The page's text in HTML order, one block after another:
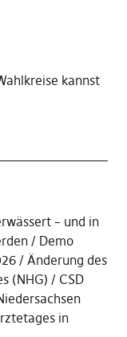
kannst
– und in
Demo
Änderung des
(NHG)
CSD
in